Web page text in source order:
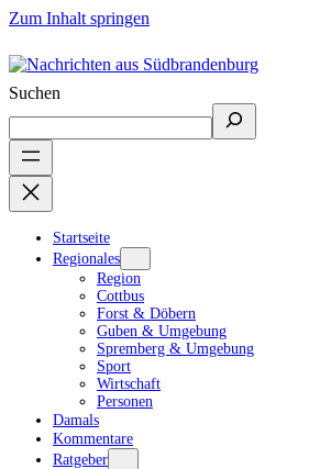
Zum Inhalt springen
Suchen
Startseite
Regionales
Region
Cottbus
Forst & Döbern
Guben & Umgebung
Spremberg & Umgebung
Sport
Wirtschaft
Personen
Damals
Kommentare
Ratgeber